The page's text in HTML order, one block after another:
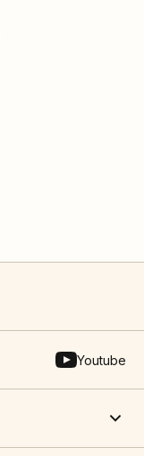
Youtube